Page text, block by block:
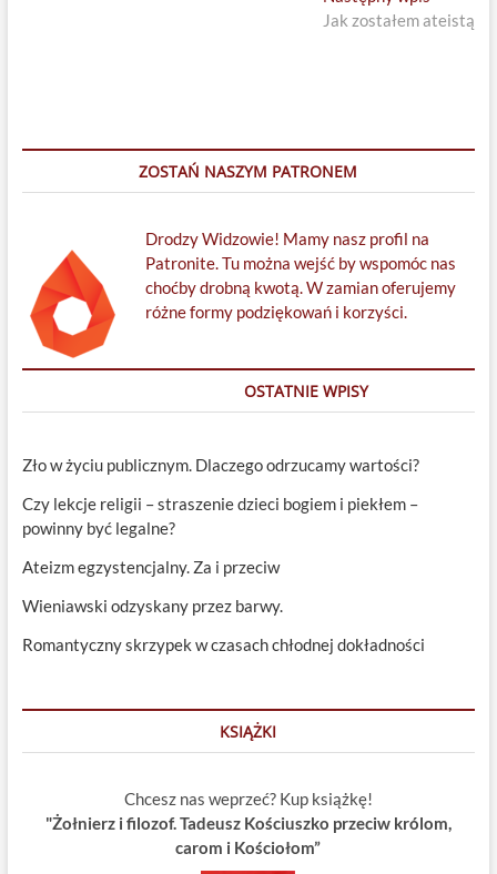
post:
Jak zostałem ateistą
ZOSTAŃ NASZYM PATRONEM
Drodzy Widzowie! Mamy nasz profil na
Patronite. Tu można wejść by wspomóc nas
choćby drobną kwotą. W zamian oferujemy
różne formy podziękowań i korzyści.
OSTATNIE WPISY
Zło w życiu publicznym. Dlaczego odrzucamy wartości?
Czy lekcje religii – straszenie dzieci bogiem i piekłem –
powinny być legalne?
Ateizm egzystencjalny. Za i przeciw
Wieniawski odzyskany przez barwy.
Romantyczny skrzypek w czasach chłodnej dokładności
KSIĄŻKI
Chcesz nas weprzeć? Kup książkę!
"Żołnierz i filozof. Tadeusz Kościuszko przeciw królom,
carom i Kościołom”